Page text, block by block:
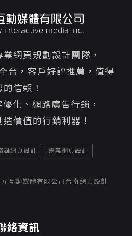
網頁規劃設計團隊，
台，客戶好評推薦，值得
的信賴！
化、網路廣告行銷，
價值的行銷利器！
雄網頁設計 嘉義網頁設計
互動媒體有限公司台南網頁設計
絡資訊